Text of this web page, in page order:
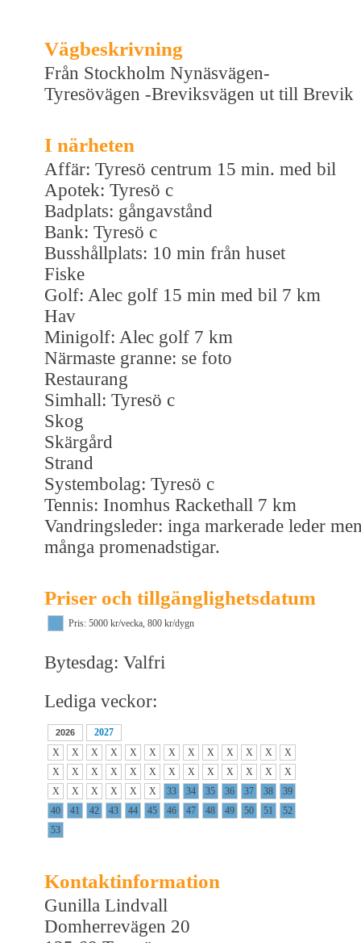
Vägbeskrivning
Från Stockholm Nynäsvägen-
Tyresövägen -Breviksvägen ut till Brevik
I närheten
Affär: Tyresö centrum 15 min. med bil
Apotek: Tyresö c
Badplats: gångavstånd
Bank: Tyresö c
Busshållplats: 10 min från huset
Fiske
Golf: Alec golf 15 min med bil 7 km
Hav
Minigolf: Alec golf 7 km
Närmaste granne: se foto
Restaurang
Simhall: Tyresö c
Skog
Skärgård
Strand
Systembolag: Tyresö c
Tennis: Inomhus Rackethall 7 km
Vandringsleder: inga markerade leder
många promenadstigar.
Priser och tillgänglighetsdatum
Pris: 5000 kr/vecka, 800 kr/dygn
Bytesdag: Valfri
Lediga veckor:
2026
2027
X
X X X X X X X X X X X
X
X
X X X X X X X X X X X
X
X
X X X X X 33 34 35 36 37 38
39
40
41 42 43 44 45 46 47 48 49 50 51
52
53
Kontaktinformation
Gunilla Lindvall
Domherrevägen 20